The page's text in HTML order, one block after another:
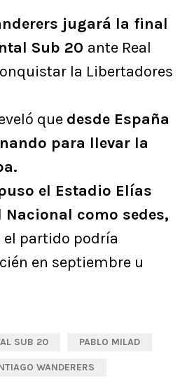
jugará la final
Sub 20 ante Real
la Libertadores
que desde España
para llevar la
el Estadio Elías
Nacional como sedes,
partido podría
en septiembre u
SUB 20 PABLO MILAD
WANDERERS